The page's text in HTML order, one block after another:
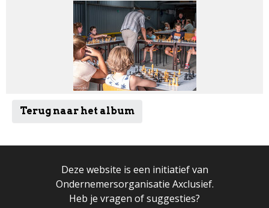
Terug naar het album
Deze website is een initiatief van
Ondernemersorganisatie Axclusief.
Heb je vragen of suggesties?